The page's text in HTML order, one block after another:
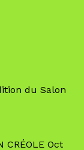
du Salon
CRÉOLE Oct